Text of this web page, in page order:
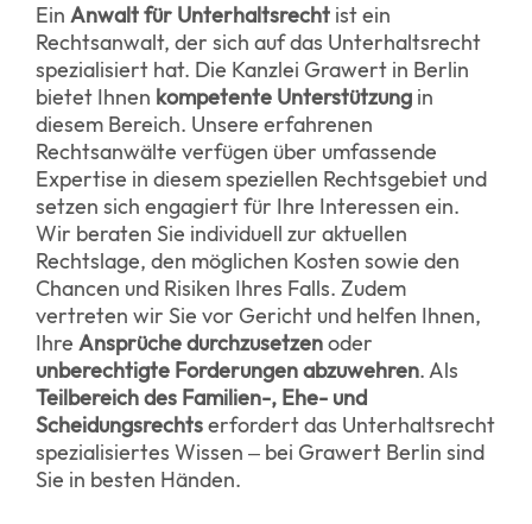
Ein Anwalt für Unterhaltsrecht ist ein
Rechtsanwalt, der sich auf das Unterhaltsrecht
spezialisiert hat. Die Kanzlei Grawert in Berlin
bietet Ihnen kompetente Unterstützung in
diesem Bereich. Unsere erfahrenen
Rechtsanwälte verfügen über umfassende
Expertise in diesem speziellen Rechtsgebiet und
setzen sich engagiert für Ihre Interessen ein.
Wir beraten Sie individuell zur aktuellen
Rechtslage, den möglichen Kosten sowie den
Chancen und Risiken Ihres Falls. Zudem
vertreten wir Sie vor Gericht und helfen Ihnen,
Ihre Ansprüche durchzusetzenoder
unberechtigte Forderungen abzuwehren. Als
Teilbereich des Familien-, Ehe- und
Scheidungsrechtserfordert das Unterhaltsrecht
spezialisiertes Wissen – bei Grawert Berlin sind
Sie in besten Händen.